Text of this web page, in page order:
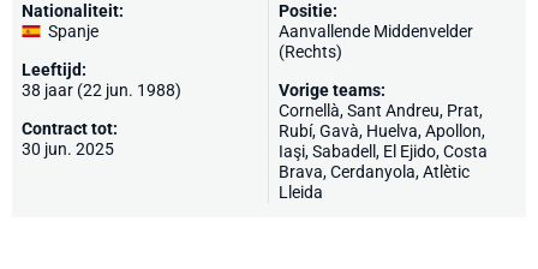
Nationaliteit:
Spanje
Leeftijd:
38 jaar (22 jun. 1988)
Contract tot:
30 jun. 2025
Positie:
Aanvallende Middenvelder
(Rechts)
Vorige teams:
Cornellà,Sant Andreu, Prat,
Rubí, Gavà, Huelva, Apollon,
Iaşi,Sabadell , El Ejido, Costa
Brava, Cerdanyola,Atlètic
Lleida